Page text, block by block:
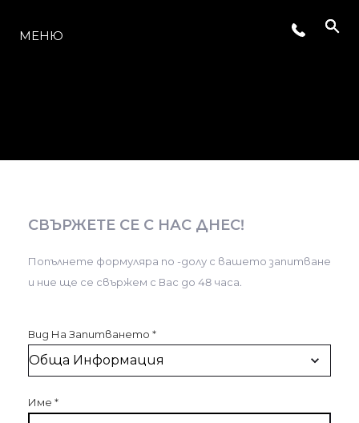
МЕНЮ
СВЪРЖЕТЕ СЕ С НАС ДНЕС!
Попълнете формуляра по -долу с вашето запитване
и ние ще се свържем с Вас до 48 часа.
Вид На Запитването *
Име *